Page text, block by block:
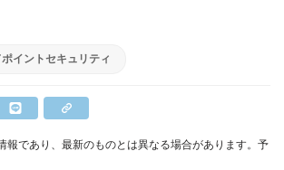
イントセキュリティ
報であり、最新のものとは異なる場合があります。予